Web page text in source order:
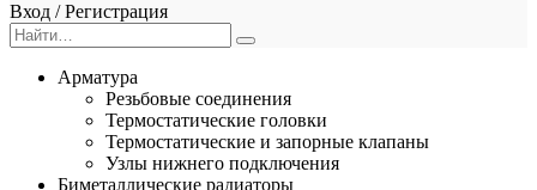
Вход / Регистрация
Search
for:
Арматура
Резьбовые соединения
Термостатические головки
Термостатические и запорные клапаны
Узлы нижнего подключения
Биметаллические радиаторы